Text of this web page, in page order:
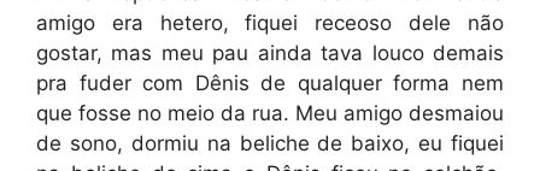
amigo era hetero, fiquei receoso dele não
gostar, mas meu pau ainda tava louco demais
pra fuder com Dênis de qualquer forma nem
que fosse no meio da rua. Meu amigo desmaiou
de sono, dormiu na beliche de baixo, eu fiquei